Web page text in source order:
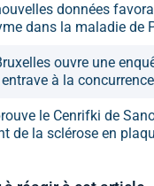
données
dans la maladie de
ouvre une
à la concurrence
le Cenrifki de
de la sclérose en